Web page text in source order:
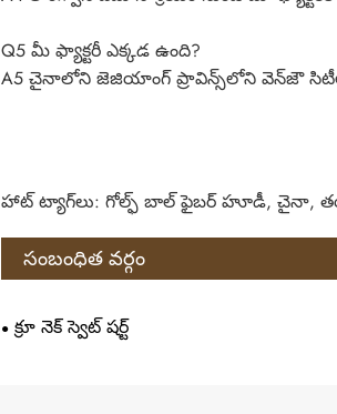
Q5 మీ ఫ్యాక్టరీ ఎక్కడ ఉంది?
A5 చైనాలోని జెజియాంగ్ ప్రావిన్స్‌లోని వెన్‌జౌ
హాట్ ట్యాగ్‌లు: గోల్ఫ్ బాల్ ఫైబర్ హూడీ, చైనా,
సంబంధిత వర్గం
క్రూ నెక్ స్వెట్ షర్ట్